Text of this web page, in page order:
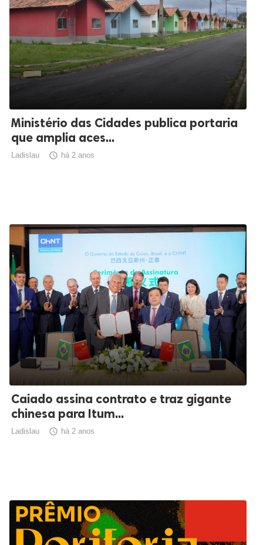
Ministério das Cidades publica portaria
que amplia aces...
Ladislau  há 2 anos
Caiado assina contrato e traz gigante
chinesa para Itum...
Ladislau  há 2 anos